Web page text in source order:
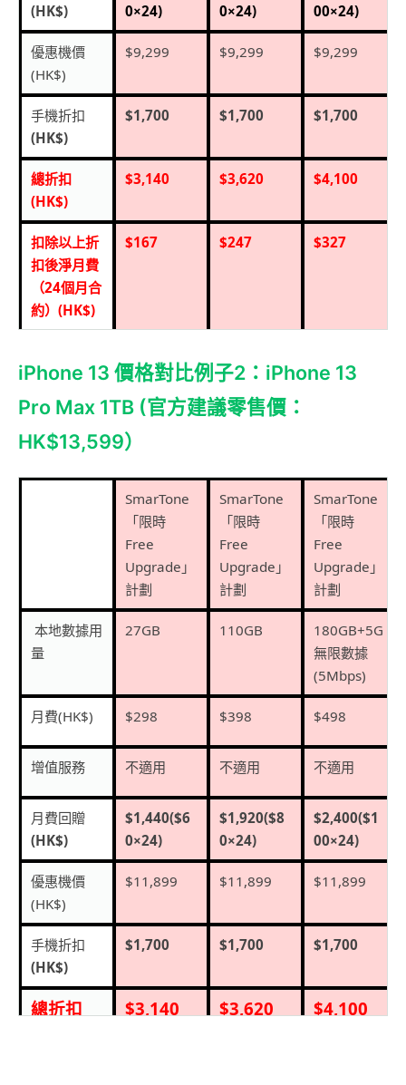
(HK$)
0×24)
0×24)
00×24)
優惠機價
(HK$)
$9,299 $9,299 $9,299
手機折扣
(HK$)
$1,700 $1,700 $1,700
總折扣
(HK$)
$3,140 $3,620 $4,100
扣除以上折
扣後淨月費
（24個月合
約） (HK$)
$167 $247 $327
iPhone 13 價格對比例子2：iPhone 13
Pro Max 1TB (官方建議零售價：
HK$13,599）
SmarTone
「限時
Free
Upgrade 」
計劃
SmarTone
「限時
Free
Upgrade 」
計劃
SmarTone
「限時
Free
Upgrade 」
計劃
本地數據用
量
27GB 110GB
180GB+5G
無限數據
(5Mbps)
月費(HK$) $298 $398 $498
增值服務 不適用 不適用 不適用
月費回贈
(HK$)
$1,440($6
0×24)
$1,920($8
0×24)
$2,400($1
00×24)
優惠機價
(HK$)
$11,899 $11,899 $11,899
手機折扣
(HK$)
$1,700 $1,700 $1,700
總折扣
$3,140 $3,620 $4,100